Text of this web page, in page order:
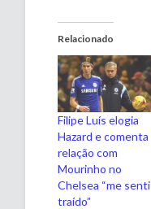
Relacionado
Filipe Luís elogia
Hazard e comenta
relação com
Mourinho no
Chelsea “me senti
traído”